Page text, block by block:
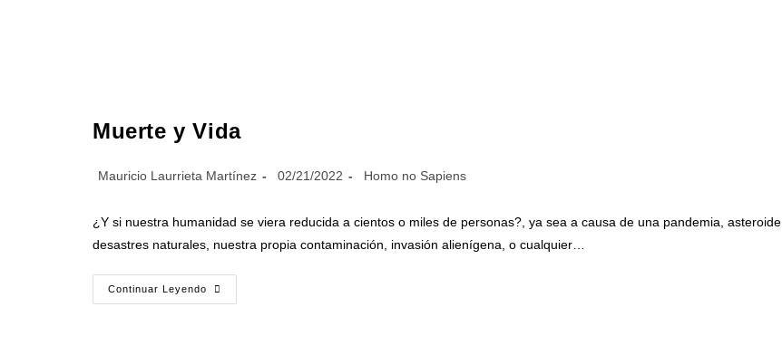
Muerte y Vida
Mauricio Laurrieta Martínez 02/21/2022 Homo no Sapiens
¿Y si nuestra humanidad se viera reducida a cientos o miles de personas?, ya sea a causa de una pandemia, asteroide,
desastres naturales, nuestra propia contaminación, invasión alienígena, o cualquier…
Continuar Leyendo